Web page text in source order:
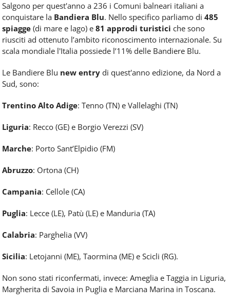
Salgono per quest'anno a 236 i Comuni balneari italiani a
conquistare la Bandiera Blu. Nello specifico parliamo di 485
spiagge (di mare e lago) e 81 approdi turistici che sono
riusciti ad ottenuto l’ambito riconoscimento internazionale. Su
scala mondiale l'Italia possiede l’11% delle Bandiere Blu.
Le Bandiere Blu new entry di quest'anno edizione, da Nord a
Sud, sono:
Trentino Alto Adige: Tenno (TN) e Vallelaghi (TN)
Liguria: Recco (GE) e Borgio Verezzi (SV)
Marche: Porto Sant’Elpidio (FM)
Abruzzo: Ortona (CH)
Campania: Cellole (CA)
Puglia: Lecce (LE), Patù (LE) e Manduria (TA)
Calabria: Parghelia (VV)
Sicilia: Letojanni (ME), Taormina (ME) e Scicli (RG).
Non sono stati riconfermati, invece: Ameglia e Taggia in Liguria,
Margherita di Savoia in Puglia e Marciana Marina in Toscana.